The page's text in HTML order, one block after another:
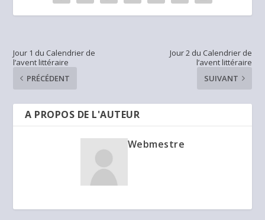
Jour 1 du Calendrier de
l’avent littéraire
PRÉCÉDENT
Jour 2 du Calendrier de
l’avent littéraire
SUIVANT
A PROPOS DE L'AUTEUR
Webmestre